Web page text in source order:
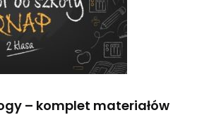
– komplet materiałów